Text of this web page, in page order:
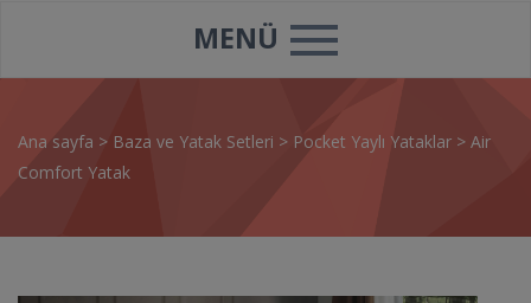
MENÜ
Ana sayfa > Baza ve Yatak Setleri > Pocket Yaylı Yataklar > Air
Comfort Yatak